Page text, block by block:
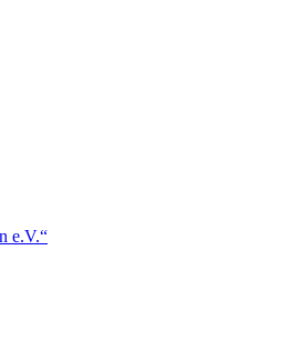
e.V.“